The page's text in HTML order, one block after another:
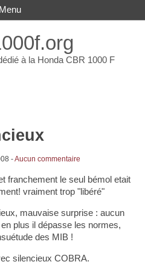
à la Honda CBR 1000 F
Menu
-Aucun commentaire
franchement le seul bémol etait
vraiment trop "libéré"
mauvaise surprise : aucun
plus il dépasse les normes,
des MIB !
silencieux COBRA.